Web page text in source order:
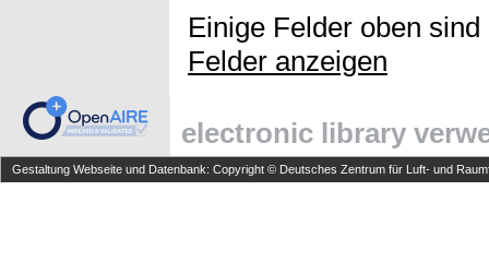
Einige Felder oben
Felder anzeigen
electronic library
Gestaltung Webseite und Datenbank: Copyright © Deutsches Zentrum für Luft- und